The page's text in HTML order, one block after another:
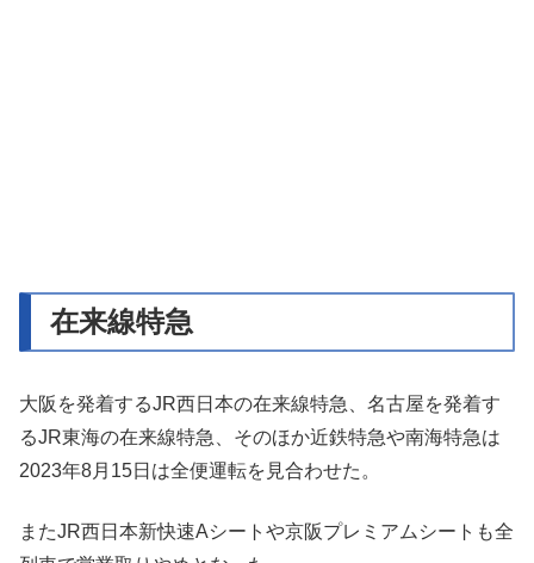
在来線特急
大阪を発着するJR西日本の在来線特急、名古屋を発着す
るJR東海の在来線特急、そのほか近鉄特急や南海特急は
2023年8月15日は全便運転を見合わせた。
またJR西日本新快速Aシートや京阪プレミアムシートも全